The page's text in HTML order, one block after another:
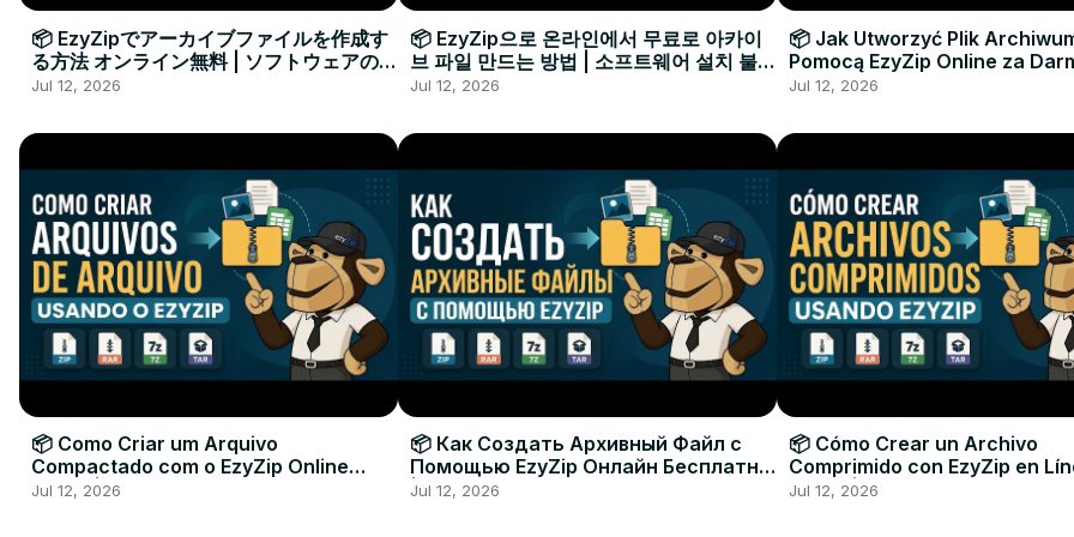
📦 EzyZipでアーカイブファイルを作成す
る方法 オンライン無料 | ソフトウェアのイ
ンストール不要
Jul 12, 2026
📦 EzyZip으로 온라인에서 무료로 아카이
브 파일 만드는 방법 | 소프트웨어 설치 불필
요
Jul 12, 2026
📦 Jak Utworzyć Plik
Pomocą EzyZip Online za
Instalacji Oprogramowania
Jul 12, 2026
📦 Como Criar um Arquivo
Compactado com o EzyZip Online
Grátis | Sem Instalar Software
Jul 12, 2026
📦 Как Создать Архивный Файл с
Помощью EzyZip Онлайн Бесплатно
| Без Установки Программ
Jul 12, 2026
📦 Cómo Crear un Archivo
Comprimido con EzyZip en
Gratis | Sin Necesidad de
Jul 12, 2026